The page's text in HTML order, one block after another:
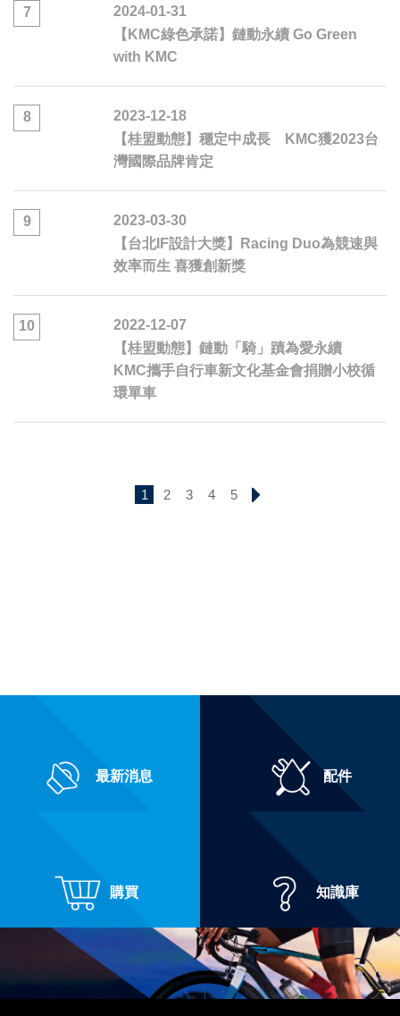
7
2024-01-31
【KMC綠色承諾】鏈動永續 Go Green
with KMC
8
2023-12-18
【桂盟動態】穩定中成長 KMC獲2023台
灣國際品牌肯定
9
2023-03-30
【台北IF設計大獎】Racing Duo為競速與
效率而生 喜獲創新獎
10
2022-12-07
【桂盟動態】鏈動「騎」蹟為愛永續
KMC攜手自行車新文化基金會捐贈小校循
環單車
1 2 3 4 5
最新消息 配件
購買 知識庫